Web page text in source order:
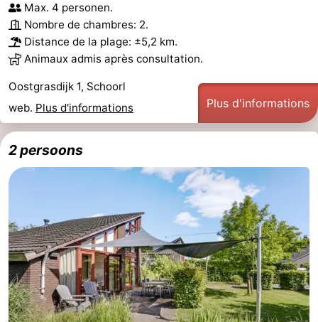
Max. 4 personen.
Nombre de chambres: 2.
Distance de la plage: ±5,2 km.
Animaux admis après consultation.
Oostgrasdijk 1, Schoorl
web. Plus d'informations Plus d'informations
2 persoons